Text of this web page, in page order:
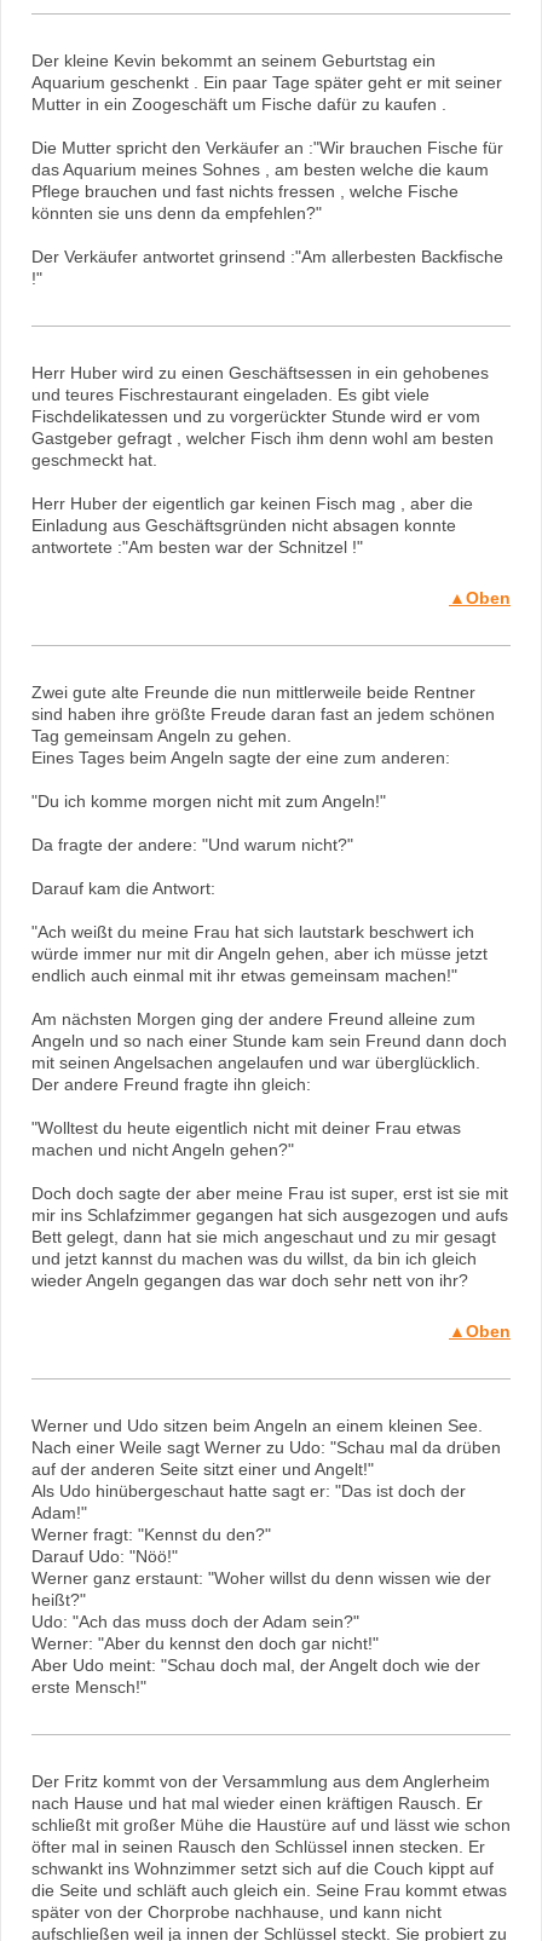
Der kleine Kevin bekommt an seinem Geburtstag ein
Aquarium geschenkt . Ein paar Tage später geht er mit seiner
Mutter in ein Zoogeschäft um Fische dafür zu kaufen .
Die Mutter spricht den Verkäufer an :"Wir brauchen Fische für
das Aquarium meines Sohnes , am besten welche die kaum
Pflege brauchen und fast nichts fressen , welche Fische
könnten sie uns denn da empfehlen?"
Der Verkäufer antwortet grinsend :"Am allerbesten Backfische
!"
Herr Huber wird zu einen Geschäftsessen in ein gehobenes
und teures Fischrestaurant eingeladen. Es gibt viele
Fischdelikatessen und zu vorgerückter Stunde wird er vom
Gastgeber gefragt , welcher Fisch ihm denn wohl am besten
geschmeckt hat.
Herr Huber der eigentlich gar keinen Fisch mag , aber die
Einladung aus Geschäftsgründen nicht absagen konnte
antwortete :"Am besten war der Schnitzel !"
▲Oben
Zwei gute alte Freunde die nun mittlerweile beide Rentner
sind haben ihre größte Freude daran fast an jedem schönen
Tag gemeinsam Angeln zu gehen.
Eines Tages beim Angeln sagte der eine zum anderen:
"Du ich komme morgen nicht mit zum Angeln!"
Da fragte der andere: "Und warum nicht?"
Darauf kam die Antwort:
"Ach weißt du meine Frau hat sich lautstark beschwert ich
würde immer nur mit dir Angeln gehen, aber ich müsse jetzt
endlich auch einmal mit ihr etwas gemeinsam machen!"
Am nächsten Morgen ging der andere Freund alleine zum
Angeln und so nach einer Stunde kam sein Freund dann doch
mit seinen Angelsachen angelaufen und war überglücklich.
Der andere Freund fragte ihn gleich:
"Wolltest du heute eigentlich nicht mit deiner Frau etwas
machen und nicht Angeln gehen?"
Doch doch sagte der aber meine Frau ist super, erst ist sie mit
mir ins Schlafzimmer gegangen hat sich ausgezogen und aufs
Bett gelegt, dann hat sie mich angeschaut und zu mir gesagt
und jetzt kannst du machen was du willst, da bin ich gleich
wieder Angeln gegangen das war doch sehr nett von ihr?
▲Oben
Werner und Udo sitzen beim Angeln an einem kleinen See.
Nach einer Weile sagt Werner zu Udo: "Schau mal da drüben
auf der anderen Seite sitzt einer und Angelt!"
Als Udo hinübergeschaut hatte sagt er: "Das ist doch der
Adam!"
Werner fragt: "Kennst du den?"
Darauf Udo: "Nöö!"
Werner ganz erstaunt: "Woher willst du denn wissen wie der
heißt?"
Udo: "Ach das muss doch der Adam sein?"
Werner: "Aber du kennst den doch gar nicht!"
Aber Udo meint: "Schau doch mal, der Angelt doch wie der
erste Mensch!"
Der Fritz kommt von der Versammlung aus dem Anglerheim
nach Hause und hat mal wieder einen kräftigen Rausch. Er
schließt mit großer Mühe die Haustüre auf und lässt wie schon
öfter mal in seinen Rausch den Schlüssel innen stecken. Er
schwankt ins Wohnzimmer setzt sich auf die Couch kippt auf
die Seite und schläft auch gleich ein. Seine Frau kommt etwas
später von der Chorprobe nachhause, und kann nicht
aufschließen weil ja innen der Schlüssel steckt. Sie probiert zu